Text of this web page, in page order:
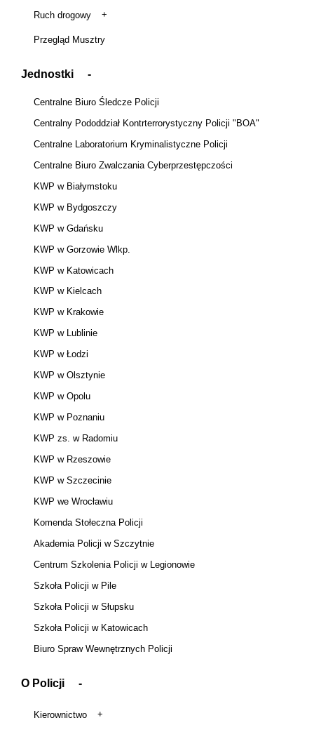
Ruch drogowy
Przegląd Musztry
Jednostki
Centralne Biuro Śledcze Policji
Centralny Pododdział Kontrterrorystyczny Policji "BOA"
Centralne Laboratorium Kryminalistyczne Policji
Centralne Biuro Zwalczania Cyberprzestępczości
KWP w Białymstoku
KWP w Bydgoszczy
KWP w Gdańsku
KWP w Gorzowie Wlkp.
KWP w Katowicach
KWP w Kielcach
KWP w Krakowie
KWP w Lublinie
KWP w Łodzi
KWP w Olsztynie
KWP w Opolu
KWP w Poznaniu
KWP zs. w Radomiu
KWP w Rzeszowie
KWP w Szczecinie
KWP we Wrocławiu
Komenda Stołeczna Policji
Akademia Policji w Szczytnie
Centrum Szkolenia Policji w Legionowie
Szkoła Policji w Pile
Szkoła Policji w Słupsku
Szkoła Policji w Katowicach
Biuro Spraw Wewnętrznych Policji
O Policji
Kierownictwo